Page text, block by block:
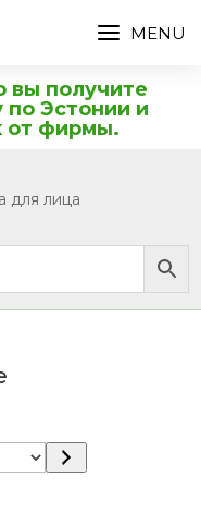
вы получите
по Эстонии и
от фирмы.
для лица